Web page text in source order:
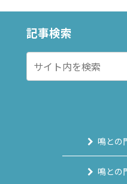
記事検索
鳴との
鳴との